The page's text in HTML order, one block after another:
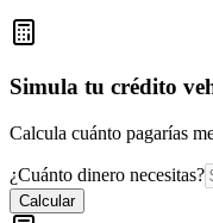
Simula tu crédito
Calcula cuánto pagarías
¿Cuánto dinero necesitas?
Calcular